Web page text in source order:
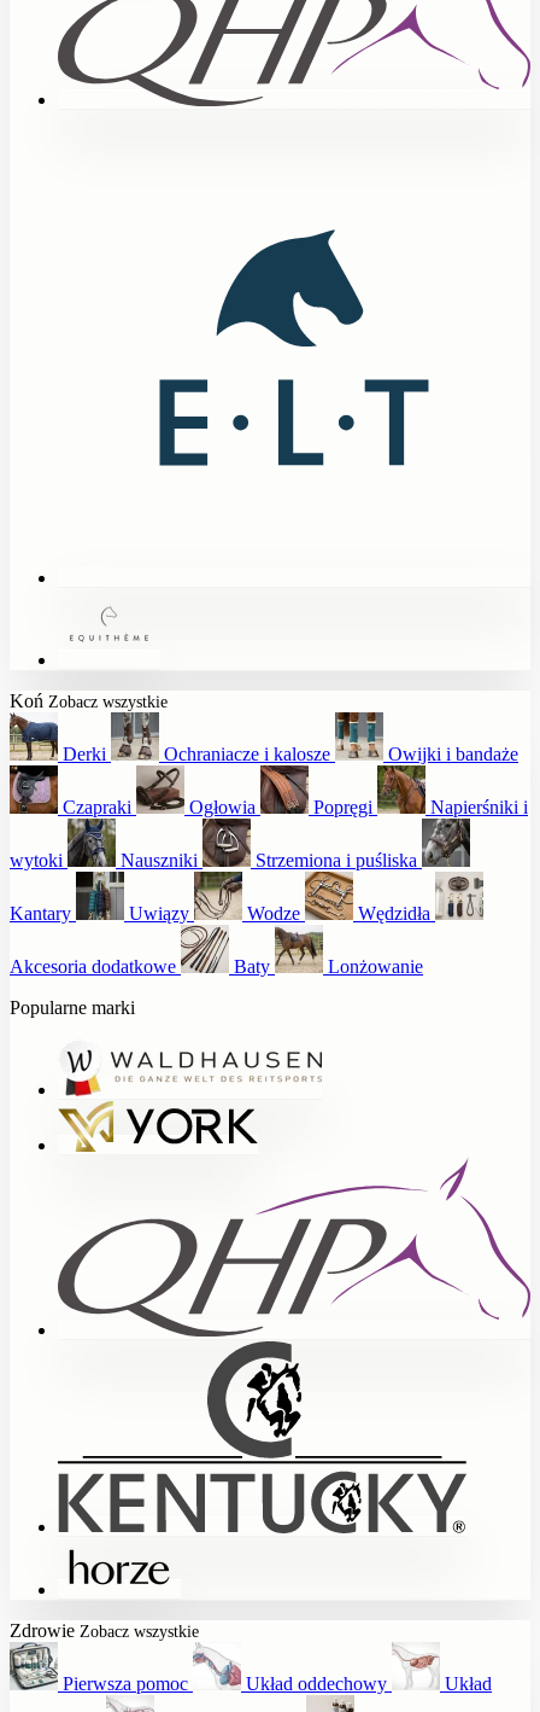
Koń Zobacz wszystkie
Derki Ochraniacze i kalosze Owijki i bandaże
Czapraki Ogłowia Popręgi Napierśniki i
wytoki Nauszniki Strzemiona i puśliska
Kantary Uwiązy Wodze Wędzidła
Akcesoria dodatkowe Baty
Lonżowanie
Popularne marki
Zdrowie Zobacz wszystkie
Pierwsza pomoc Układ oddechowy Układ